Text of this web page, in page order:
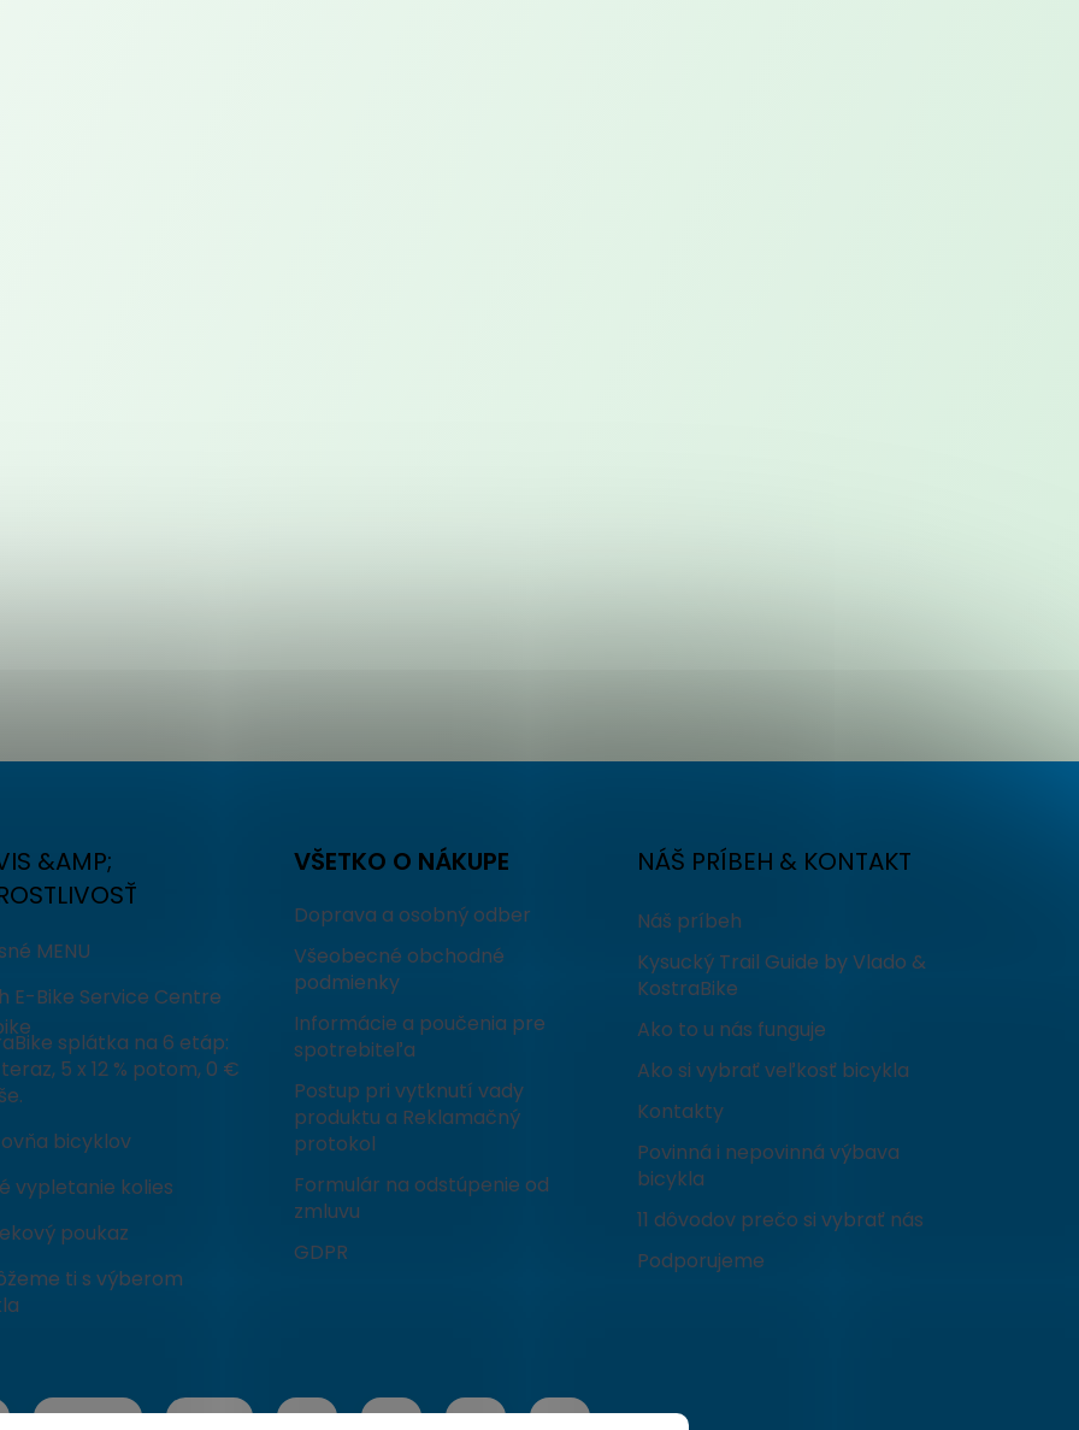
&AMP;
MENU
E-Bike Service Centre
splátka na 6 etáp:
5 x 12 % potom, 0 €
bicyklov
vypletanie kolies
poukaz
ti s výberom
VŠETKO O NÁKUPE
Doprava a osobný odber
Všeobecné obchodné
podmienky
Informácie a poučenia pre
spotrebiteľa
Postup pri vytknutí vady
produktu a Reklamačný
protokol
Formulár na odstúpenie od
zmluvu
GDPR
NÁŠ PRÍBEH & KONTAKT
Náš príbeh
Kysucký Trail Guide by Vlado &
KostraBike
Ako to u nás funguje
Ako si vybrať veľkosť bicykla
Kontakty
Povinná i nepovinná výbava
bicykla
11 dôvodov prečo si vybrať nás
Podporujeme